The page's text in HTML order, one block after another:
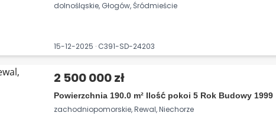
dolnośląskie, Głogów, Śródmieście
15-12-2025 · C391-SD-24203
2 500 000 zł
Powierzchnia 190.0 m² Ilość pokoi 5 Rok Budowy 1999
zachodniopomorskie, Rewal, Niechorze